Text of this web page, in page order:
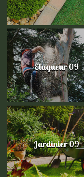
Elagueur 09
Jardinier 09